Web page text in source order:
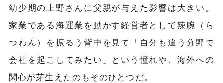
幼少期の上野さんに父親が与えた影響は大きい。
家業である海運業を動かす経営者として辣腕（ら
つわん）を振るう背中を見て「自分も違う分野で
会社を起こしてみたい」という憧れや、海外への
関心が芽生えたのもそのひとつだ。